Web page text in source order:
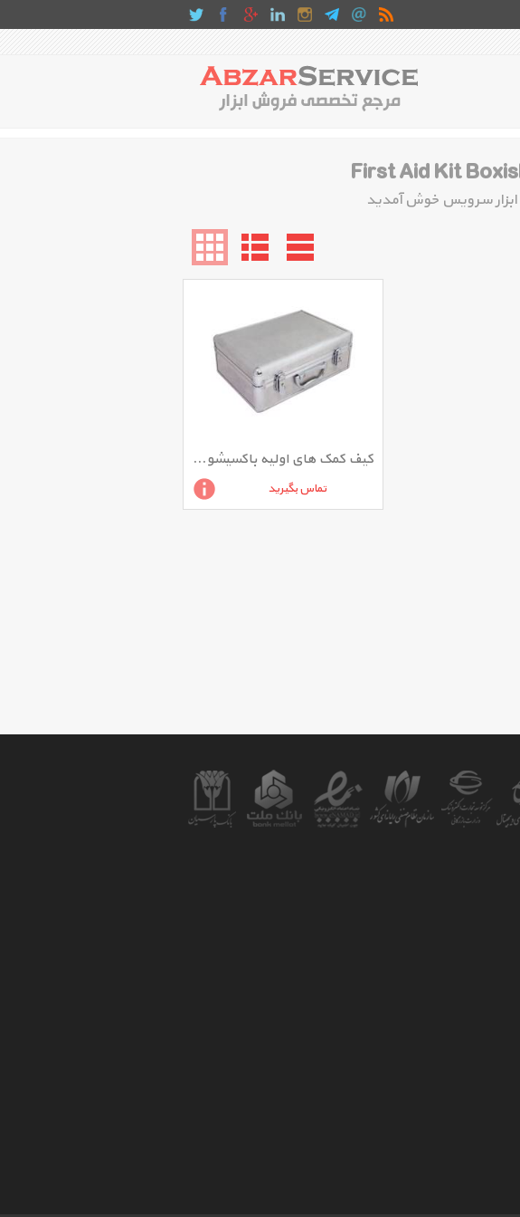
ابزار سرویس خوش آمدید
کیف کمک های اولیه باکسیشو مدل FA 111
تماس بگیرید